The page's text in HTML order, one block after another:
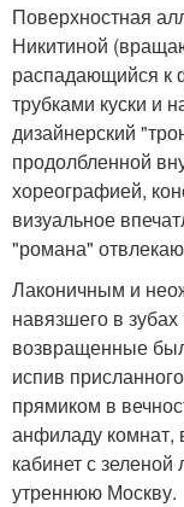
Поверхностная
Никитиной
распадающийся к
трубками куски и
дизайнерский
продолбленной
хореографией,
визуальное
"романа"
Лаконичным и
навязшего в зубах
возвращенные
испив
прямиком в
анфиладу комнат,
кабинет с
утреннюю Москву.